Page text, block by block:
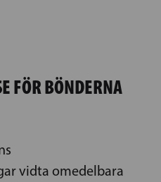
FÖR BÖNDERNA
vidta omedelbara